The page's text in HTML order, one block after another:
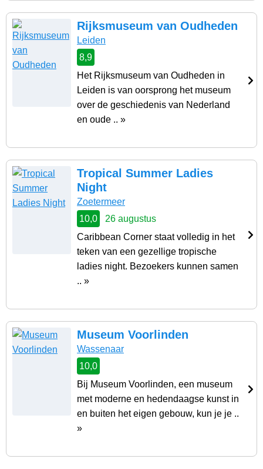
Rijksmuseum van Oudheden
Leiden
8,9
Het Rijksmuseum van Oudheden in
Leiden is van oorsprong het museum
over de geschiedenis van Nederland
en oude .. »
Tropical Summer Ladies
Night
Zoetermeer
10,0
26 augustus
Caribbean Corner staat volledig in het
teken van een gezellige tropische
ladies night. Bezoekers kunnen samen
.. »
Museum Voorlinden
Wassenaar
10,0
Bij Museum Voorlinden, een museum
met moderne en hedendaagse kunst in
en buiten het eigen gebouw, kun je je ..
»